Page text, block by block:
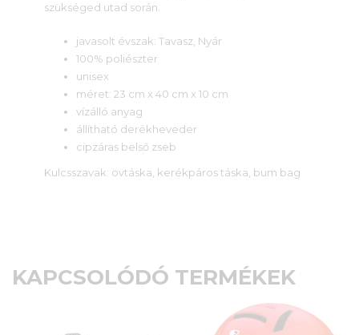
szükséged utad során.
javasolt évszak: Tavasz, Nyár
100% poliészter
unisex
méret: 23 cm x 40 cm x 10 cm
vízálló anyag
állítható derékheveder
cipzáras belső zseb
Kulcsszavak: övtáska, kerékpáros táska, bum bag
KAPCSOLÓDÓ TERMÉKEK